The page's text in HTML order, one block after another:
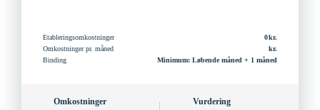
Etableringsomkostninger
0
Omkostninger pr. måned
Binding
Minimum: Løbende måned + 1 måned
Omkostninger
Vurdering